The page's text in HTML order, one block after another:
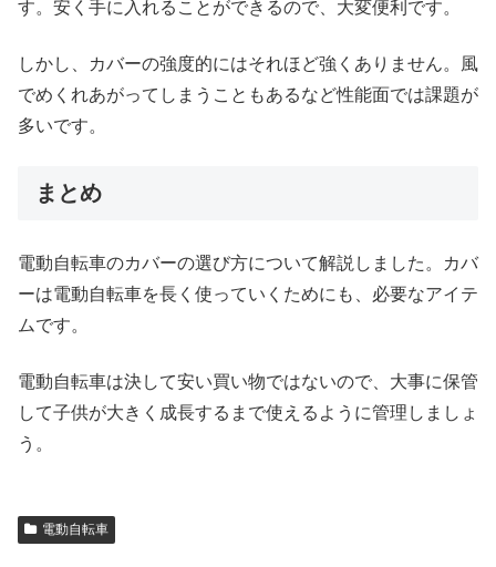
す。安く手に入れることができるので、大変便利です。
しかし、カバーの強度的にはそれほど強くありません。風
でめくれあがってしまうこともあるなど性能面では課題が
多いです。
まとめ
電動自転車のカバーの選び方について解説しました。カバ
ーは電動自転車を長く使っていくためにも、必要なアイテ
ムです。
電動自転車は決して安い買い物ではないので、大事に保管
して子供が大きく成長するまで使えるように管理しましょ
う。
電動自転車